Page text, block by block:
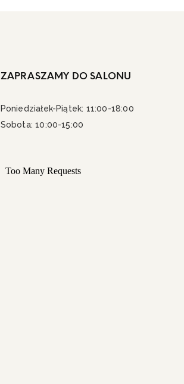
ZAPRASZAMY DO SALONU
Poniedziałek-Piątek: 11:00-18:00
Sobota: 10:00-15:00